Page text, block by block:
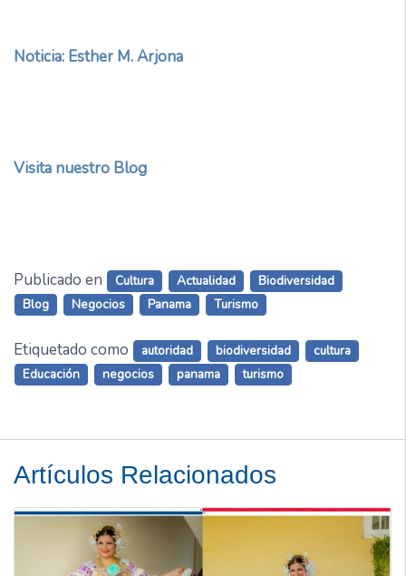
Noticia: Esther M. Arjona
Visita nuestro Blog
Publicado en Cultura Actualidad
Biodiversidad
Blog
Negocios Panama Turismo
Etiquetado como autoridad biodiversidad
cultura
Educación
negocios panama turismo
Artículos Relacionados